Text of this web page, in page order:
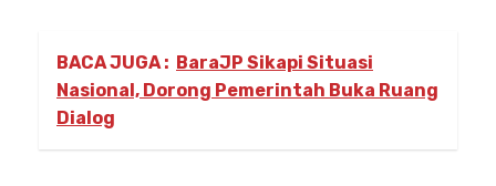
BACA JUGA : BaraJP Sikapi Situasi
Nasional, Dorong Pemerintah Buka Ruang
Dialog